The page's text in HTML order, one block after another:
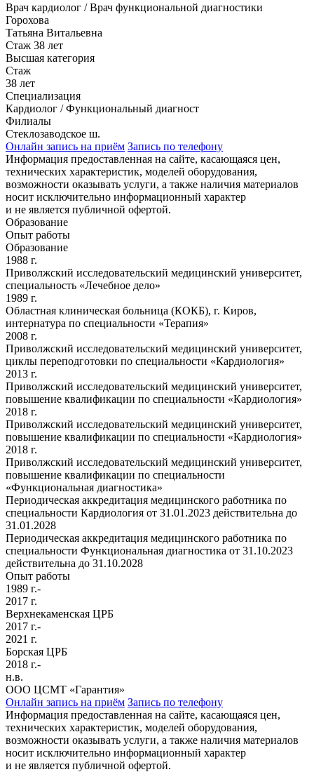
Врач кардиолог / Врач функциональной диагностики
Горохова
Татьяна Витальевна
Стаж 38 лет
Высшая категория
Стаж
38 лет
Специализация
Кардиолог / Функциональный диагност
Филиалы
Стеклозаводское ш.
Онлайн запись на приём Запись по телефону
Информация предоставленная на сайте, касающаяся цен,
технических характеристик, моделей оборудования,
возможности оказывать услуги, а также наличия материалов
носит исключительно информационный характер
и не является публичной офертой.
Образование
Опыт работы
Образование
1988 г.
Приволжский исследовательский медицинский университет,
специальность «Лечебное дело»
1989 г.
Областная клиническая больница (КОКБ), г. Киров,
интернатура по специальности «Терапия»
2008 г.
Приволжский исследовательский медицинский университет,
циклы переподготовки по специальности «Кардиология»
2013 г.
Приволжский исследовательский медицинский университет,
повышение квалификации по специальности «Кардиология»
2018 г.
Приволжский исследовательский медицинский университет,
повышение квалификации по специальности «Кардиология»
2018 г.
Приволжский исследовательский медицинский университет,
повышение квалификации по специальности
«Функциональная диагностика»
Периодическая аккредитация медицинского работника по
специальности Кардиология от 31.01.2023 действительна до
31.01.2028
Периодическая аккредитация медицинского работника по
специальности Функциональная диагностика от 31.10.2023
действительна до 31.10.2028
Опыт работы
1989 г.-
2017 г.
Верхнекаменская ЦРБ
2017 г.-
2021 г.
Борская ЦРБ
2018 г.-
н.в.
ООО ЦСМТ «Гарантия»
Онлайн запись на приём Запись по телефону
Информация предоставленная на сайте, касающаяся цен,
технических характеристик, моделей оборудования,
возможности оказывать услуги, а также наличия материалов
носит исключительно информационный характер
и не является публичной офертой.